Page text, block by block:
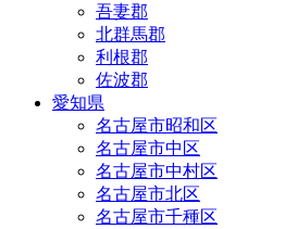
吾妻郡
北群馬郡
利根郡
佐波郡
愛知県
名古屋市昭和区
名古屋市中区
名古屋市中村区
名古屋市北区
名古屋市千種区